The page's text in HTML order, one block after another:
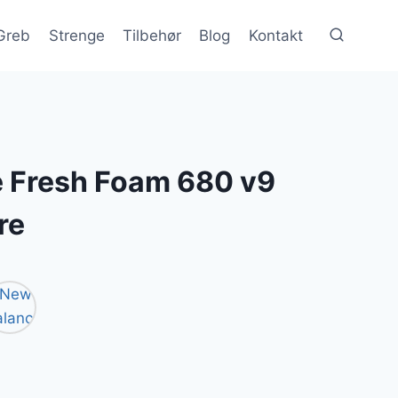
Strenge Tilbehør Blog Kontakt
Fresh Foam 680 v9